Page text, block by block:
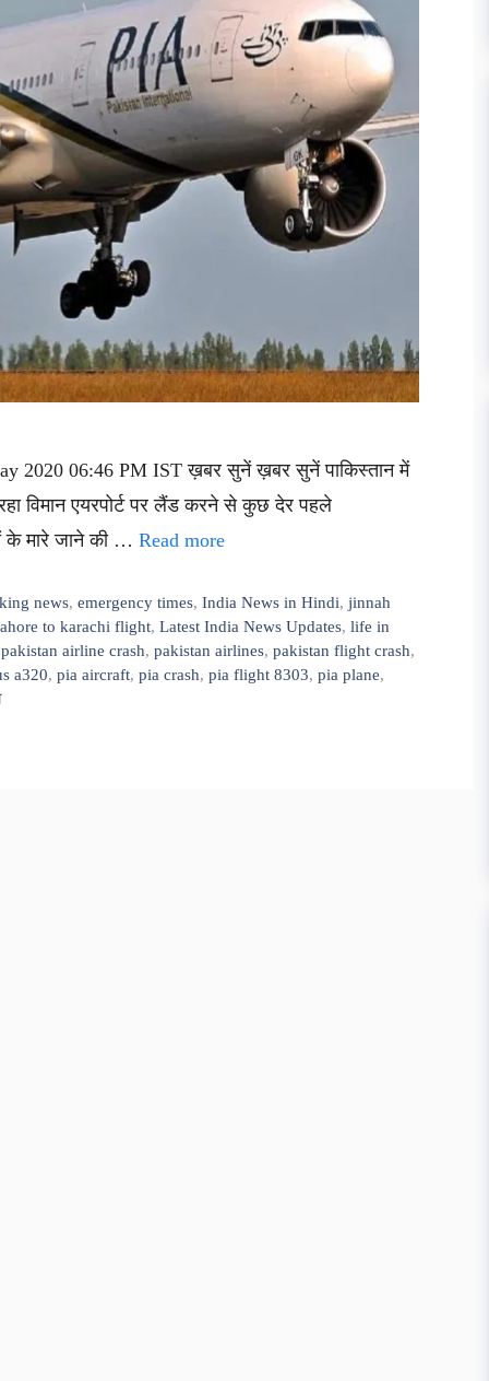
2020 06:46 PM IST ख़बर सुनें ख़बर सुनें पाकिस्तान में
विमान एयरपोर्ट पर लैंड करने से कुछ देर पहले
के मारे जाने की … Read more
news,emergency times,India News in Hindi,jinnah
to karachi flight, Latest India News Updates, life in
pakistan airline crash, pakistan airlines, pakistan flight crash,
a320, pia aircraft, pia crash, pia flight 8303, pia plane,